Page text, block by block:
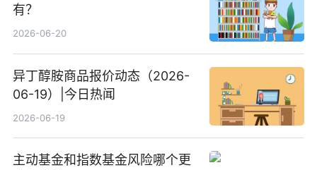
有？
2026-06-20
异丁醇胺商品报价动态（2026-
06-19）|今日热闻
2026-06-19
主动基金和指数基金风险哪个更